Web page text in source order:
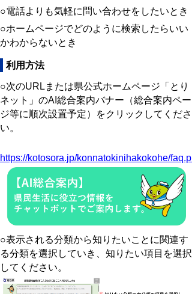
○電話よりも気軽に問い合わせをしたいとき
○ホームページでどのように検索したらいい
かわからないとき
利用方法
○次のURLまたは県公式ホームページ「とり
ネット」のAI総合案内バナー（総合案内ペー
ジ等に順次設置予定）をクリックしてくださ
い。
https://kotosora.jp/konnatokinihakokohe/
○表示される分類から知りたいことに関連す
る分類を選択していき、知りたい項目を選択
してください。